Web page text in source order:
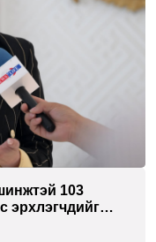
103
эрхлэгчдийг